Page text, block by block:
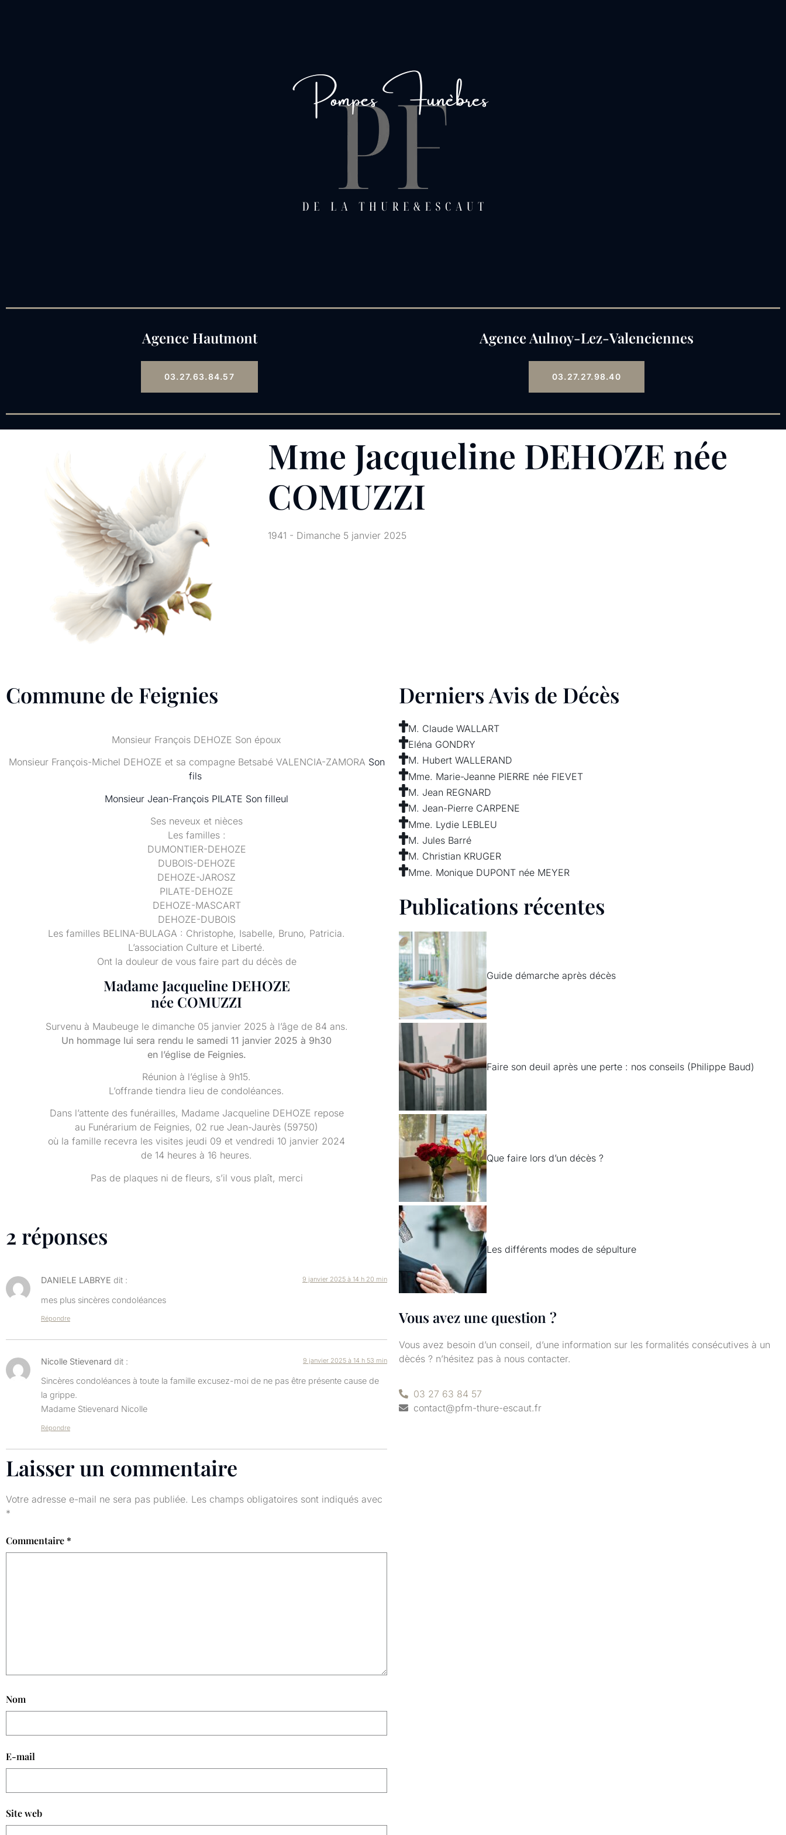
Agence Hautmont Agence Aulnoy-Lez-Valenciennes
03.27.63.84.57 03.27.27.98.40
Mme Jacqueline DEHOZE née
COMUZZI
1941 - Dimanche 5 janvier 2025
Commune de Feignies
Monsieur François DEHOZE Son époux
Monsieur François-Michel DEHOZE et sa compagne Betsabé VALENCIA-ZAMORA Son
fils
Monsieur Jean-François PILATE Son filleul
Ses neveux et nièces
Les familles :
DUMONTIER-DEHOZE
DUBOIS-DEHOZE
DEHOZE-JAROSZ
PILATE-DEHOZE
DEHOZE-MASCART
DEHOZE-DUBOIS
Les familles BELINA-BULAGA : Christophe, Isabelle, Bruno, Patricia.
L’association Culture et Liberté.
Ont la douleur de vous faire part du décès de
Madame Jacqueline DEHOZE
née COMUZZI
Survenu à Maubeuge le dimanche 05 janvier 2025 à l’âge de 84 ans.
Un hommage lui sera rendu le samedi 11 janvier 2025 à 9h30
en l’église de Feignies.
Réunion à l’église à 9h15.
L’offrande tiendra lieu de condoléances.
Dans l’attente des funérailles, Madame Jacqueline DEHOZE repose
au Funérarium de Feignies, 02 rue Jean-Jaurès (59750)
où la famille recevra les visites jeudi 09 et vendredi 10 janvier 2024
de 14 heures à 16 heures.
Pas de plaques ni de fleurs, s’il vous plaît, merci
2 réponses
DANIELE LABRYE dit : 9 janvier 2025 à 14 h 20 min
mes plus sincères condoléances
Répondre
Nicolle Stievenard dit : 9 janvier 2025 à 14 h 53 min
Sincères condoléances à toute la famille excusez-moi de ne pas être présente cause de
la grippe.
Madame Stievenard Nicolle
Répondre
Laisser un commentaire
Votre adresse e-mail ne sera pas publiée. Les champs obligatoires sont indiqués avec
*
Commentaire *
Nom
E-mail
Site web
Derniers Avis de Décès
M. Claude WALLART
Eléna GONDRY
M. Hubert WALLERAND
Mme. Marie-Jeanne PIERRE née FIEVET
M. Jean REGNARD
M. Jean-Pierre CARPENE
Mme. Lydie LEBLEU
M. Jules Barré
M. Christian KRUGER
Mme. Monique DUPONT née MEYER
Publications récentes
Guide démarche après décès
Faire son deuil après une perte : nos conseils (Philippe Baud)
Que faire lors d’un décès ?
Les différents modes de sépulture
Vous avez une question ?
Vous avez besoin d’un conseil, d’une information sur les formalités consécutives à un
dècés ? n’hésitez pas à nous contacter.
03 27 63 84 57
contact@pfm-thure-escaut.fr